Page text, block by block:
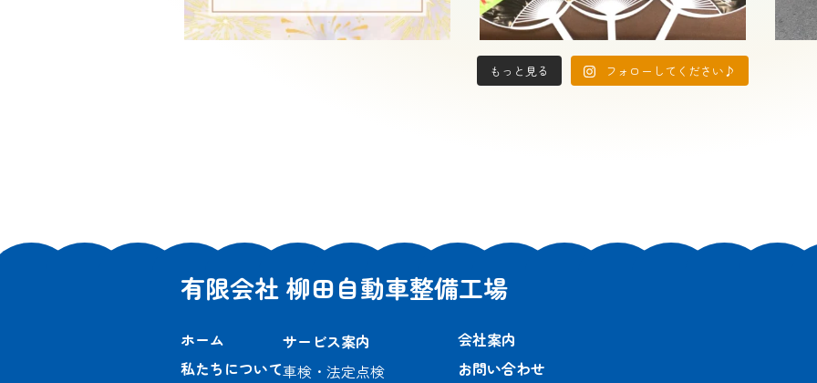
もっと見る フォローしてください♪
有限会社 柳田自動車整備工場
ホーム
私たちについて
サービス案内
車検・法定点検
会社案内
お問い合わせ